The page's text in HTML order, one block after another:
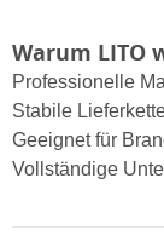
Warum LITO
Professionelle
Stabile
Geeignet für
Vollständige